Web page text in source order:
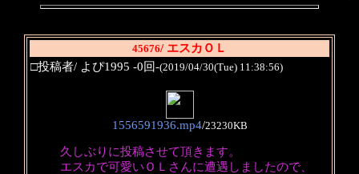
45676/ エスカＯＬ
□投稿者/ よぴ1995 -0回-(2019/04/30(Tue) 11:38:56)
1556591936.mp4/23230KB
久しぶりに投稿させて頂きます。
エスカで可愛いＯＬさんに遭遇しましたので、